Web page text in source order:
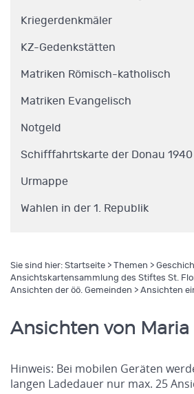
Kriegerdenkmäler
KZ-Gedenkstätten
Matriken Römisch-katholisch
Matriken Evangelisch
Notgeld
Schifffahrtskarte der Donau 1940
Urmappe
Wahlen in der 1. Republik
Sie sind hier: Startseite > Themen >
Ansichtskartensammlung des Stiftes St.
Ansichten der öö. Gemeinden > Ansichten
Ansichten von
Hinweis: Bei mobilen Geräten
langen Ladedauer nur max. 25